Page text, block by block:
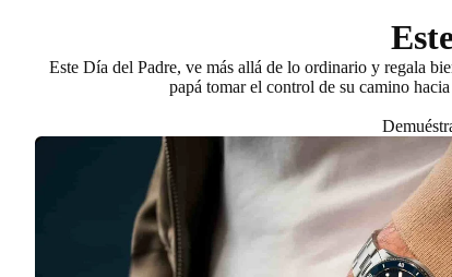
Este Día del Padre, ve más allá de lo ordinario y regala
papá tomar el control de su camino